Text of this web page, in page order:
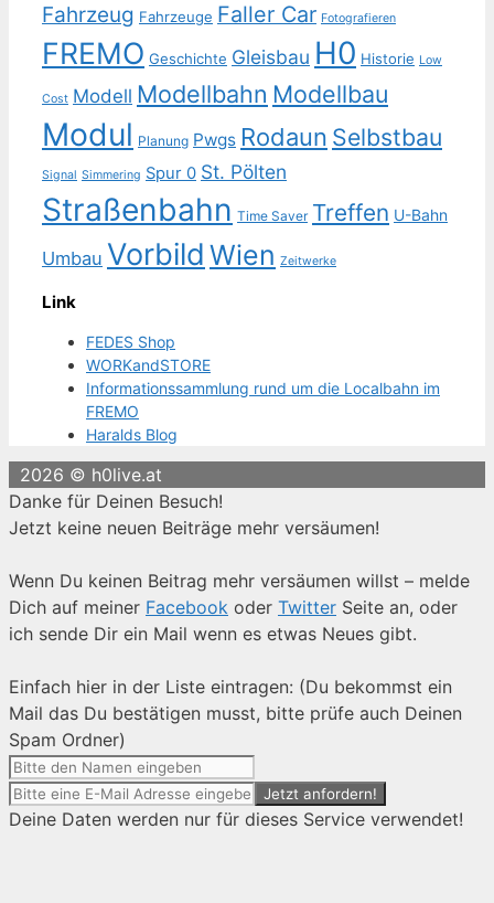
Fahrzeug Fahrzeuge Faller Car Fotografieren
FREMO Geschichte Gleisbau H0 Historie Low
Cost Modell Modellbahn Modellbau
Modul Planung Pwgs Rodaun Selbstbau
Signal Simmering Spur 0 St. Pölten
Straßenbahn Time Saver Treffen U-Bahn
Umbau Vorbild Wien Zeitwerke
Link
FEDES Shop
WORKandSTORE
Informationssammlung rund um die Localbahn im
FREMO
Haralds Blog
2026 © h0live.at
Danke für Deinen Besuch!
Jetzt keine neuen Beiträge mehr versäumen!
Wenn Du keinen Beitrag mehr versäumen willst – melde
Dich auf meiner Facebook oder Twitter Seite an, oder
ich sende Dir ein Mail wenn es etwas Neues gibt.
Einfach hier in der Liste eintragen: (Du bekommst ein
Mail das Du bestätigen musst, bitte prüfe auch Deinen
Spam Ordner)
Deine Daten werden nur für dieses Service verwendet!